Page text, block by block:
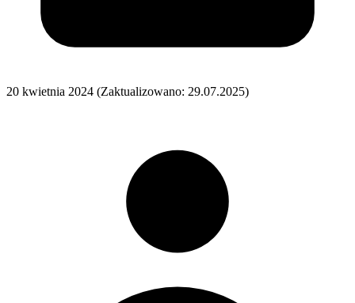
20 kwietnia 2024 (Zaktualizowano: 29.07.2025)